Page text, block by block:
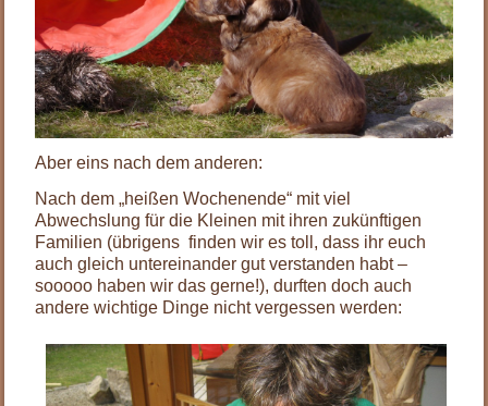
Aber eins nach dem anderen:
Nach dem „heißen Wochenende“ mit viel
Abwechslung für die Kleinen mit ihren zukünftigen
Familien (übrigens finden wir es toll, dass ihr euch
auch gleich untereinander gut verstanden habt –
sooooo haben wir das gerne!), durften doch auch
andere wichtige Dinge nicht vergessen werden: